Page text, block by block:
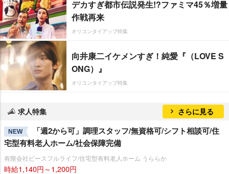
デカすぎ都市伝説発生!?ファミマ45％増量
作戦再来
オリコンタイアップ特集
向井康二イケメンすぎ！純愛『（LOVE S
ONG）』
オリコンタイアップ特集
求人特集 さらに見る
NEW
「週2から可」調理スタッフ/無資格可/シフト相談可/住
宅型有料老人ホーム/社会保障完備
有限会社ピースフルライフ/住宅型有料老人ホーム うららか
時給1,140円～1,200円